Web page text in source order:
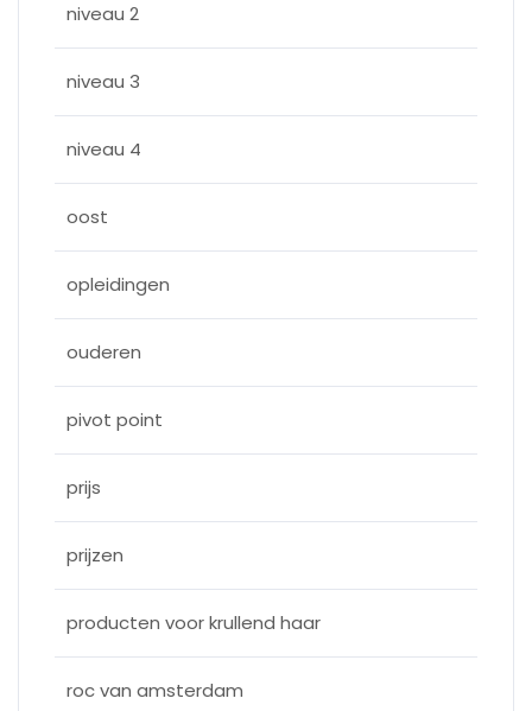
niveau 2
niveau 3
niveau 4
oost
opleidingen
ouderen
pivot point
prijs
prijzen
producten voor krullend haar
roc van amsterdam